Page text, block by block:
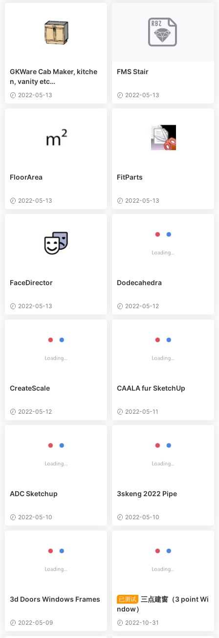
GKWare Cab Maker, kitche
n, vanity etc…
2022-05-13
FMS Stair
2022-05-13
FloorArea
2022-05-13
FitParts
2022-05-13
FaceDirector
2022-05-13
Dodecahedra
2022-05-12
CreateScale
2022-05-12
CAALA fur SketchUp
2022-05-11
ADC Sketchup
2022-05-10
3skeng 2022 Pipe
2022-05-10
3d Doors Windows Frames
2022-05-09
已测试
三点建窗（3 point Wi
ndow）
2022-10-31